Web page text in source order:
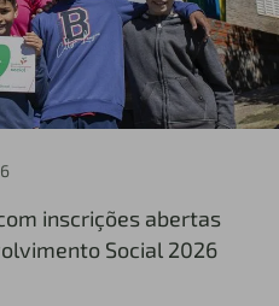
inscrições abertas
Social 2026